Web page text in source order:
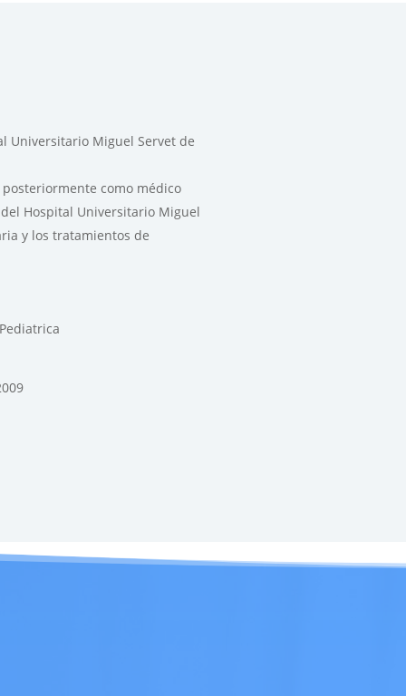
Universitario Miguel Servet de
como médico
Hospital Universitario Miguel
y los tratamientos de